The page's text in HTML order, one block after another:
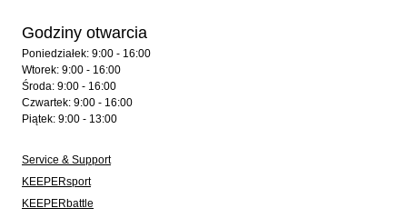
Godziny otwarcia
Poniedziałek: 9:00 - 16:00
Wtorek: 9:00 - 16:00
Środa: 9:00 - 16:00
Czwartek: 9:00 - 16:00
Piątek: 9:00 - 13:00
Service & Support
KEEPERsport
KEEPERbattle